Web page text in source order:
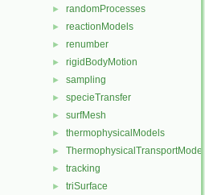
► randomProcesses
► reactionModels
► renumber
► rigidBodyMotion
► sampling
► specieTransfer
► surfMesh
► thermophysicalModels
► ThermophysicalTransportModels
► tracking
► triSurface